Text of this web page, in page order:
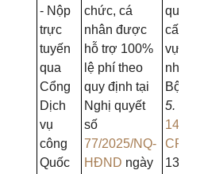
- Nộp
trực
tuyến
qua
Cổng
Dịch
vụ
công
Quốc
chức, cá
nhân được
hỗ trợ 100%
lệ phí theo
quy định tại
Nghị quyết
số
77/2025/NQ-
HĐND ngày
cấp
vực
nhà
Bộ
5.
14/
CP
13/01/